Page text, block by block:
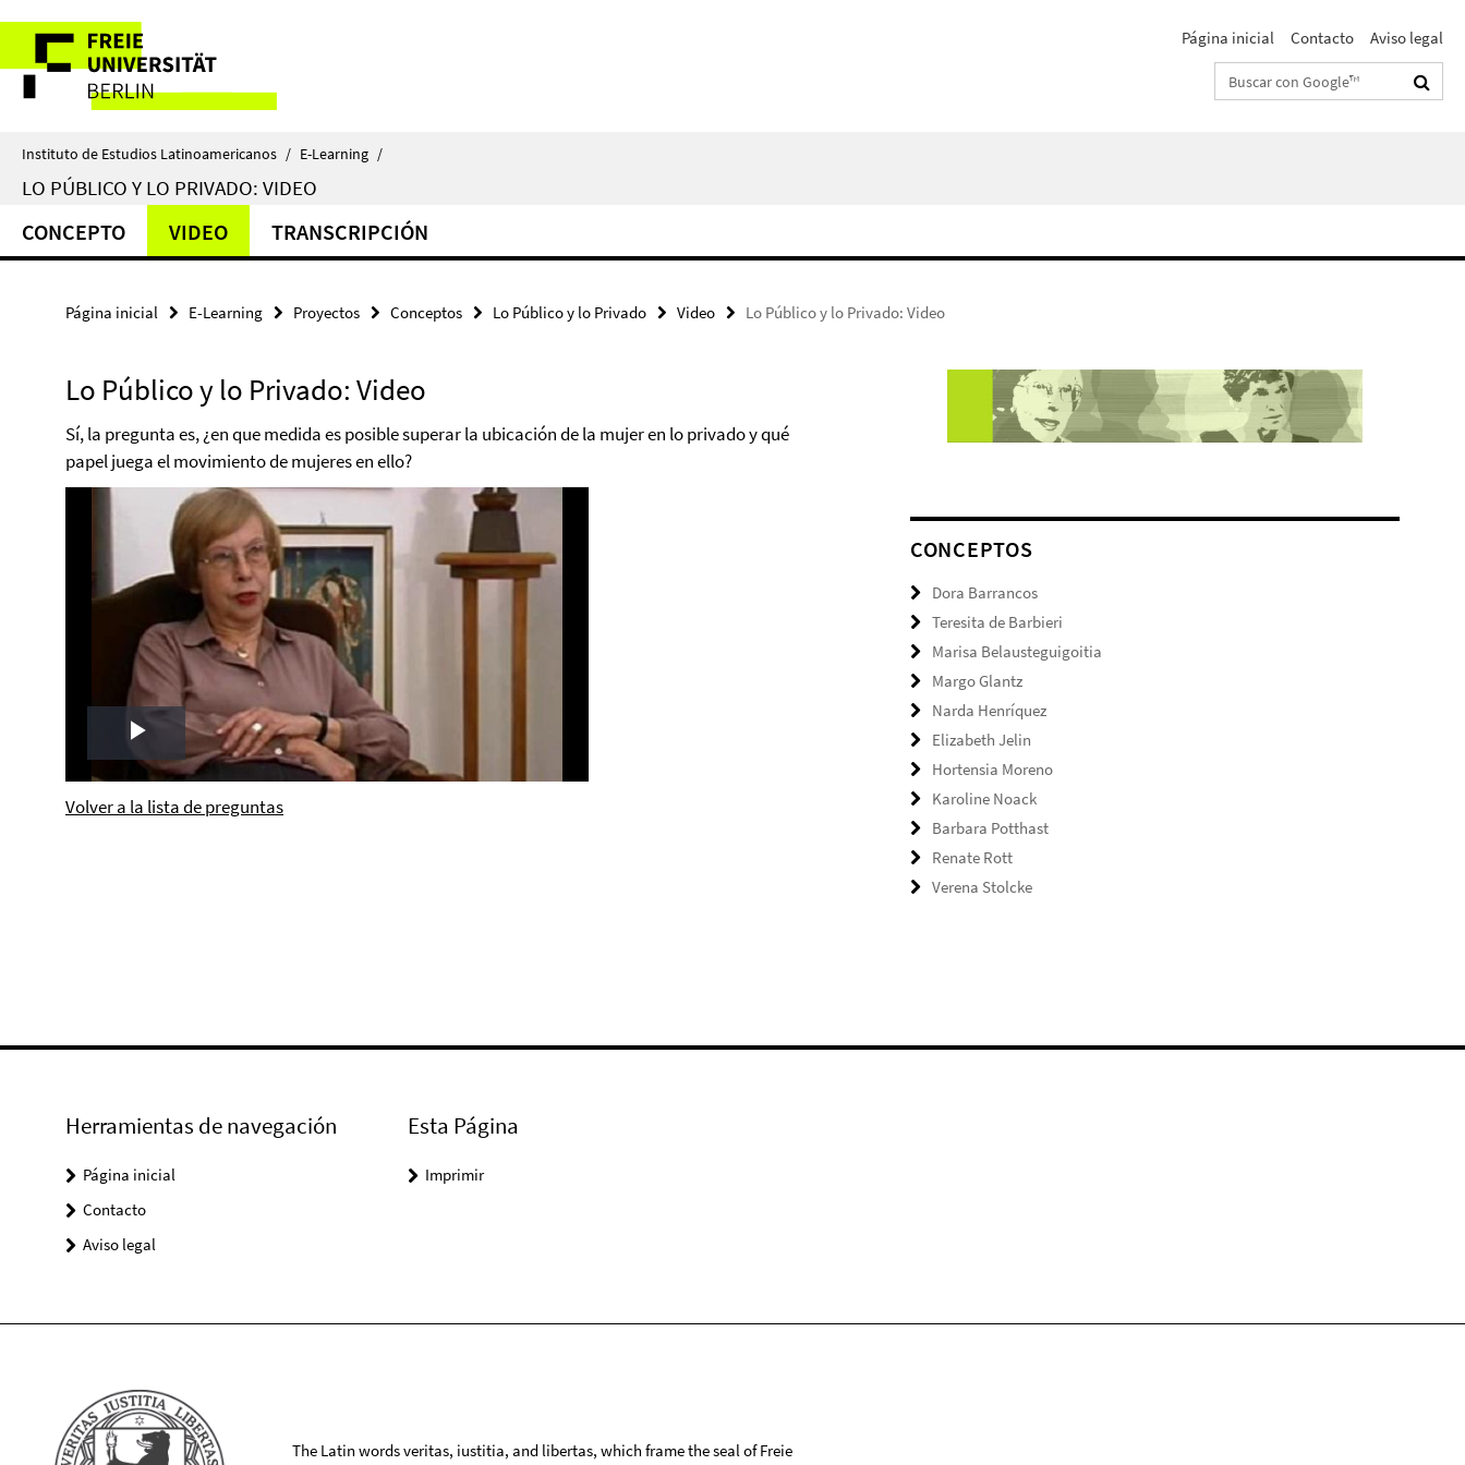
direkt
zu
Inhalt
Herramientas
de
navegación
Página inicial Contacto
Aviso legal
Suchbegriffe
Instituto de Estudios Latinoamericanos / E-Learning /
LO PÚBLICO Y LO PRIVADO: VIDEO
CONCEPTO VIDEO TRANSCRIPCIÓN
Página inicial E-Learning Proyectos Conceptos Lo Público y lo Privado Video Lo Público y lo Privado: Video
Lo Público y lo Privado: Video
Sí, la pregunta es, ¿en que medida es posible superar la ubicación de la mujer en lo privado y qué
papel juega el movimiento de mujeres en ello?
Play
Video
Volver a la lista de preguntas
CONCEPTOS
Dora Barrancos
Teresita de Barbieri
Marisa Belausteguigoitia
Margo Glantz
Narda Henríquez
Elizabeth Jelin
Hortensia Moreno
Karoline Noack
Barbara Potthast
Renate Rott
Verena Stolcke
Herramientas de navegación
Página inicial
Contacto
Aviso legal
Esta Página
Imprimir
The Latin words veritas, iustitia, and libertas, which frame the seal of Freie